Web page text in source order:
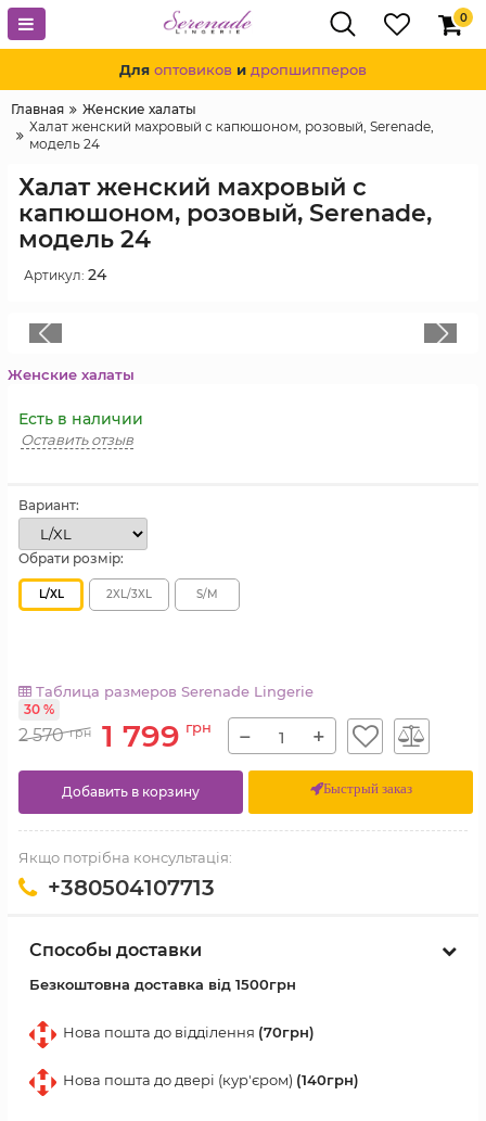
0
Для оптовиков и дропшипперов
Главная
Женские халаты
Халат женский махровый с капюшоном, розовый, Serenade,
модель 24
Халат женский махровый с
капюшоном, розовый, Serenade,
модель 24
Артикул: 24
Женские халаты
Оставить отзыв
Есть в наличии
Вариант:
Обрати розмір:
L/XL 2XL/3XL S/M
Таблица размеров Serenade Lingerie
2 570 грн 1 799 грн
30 %
− +
Добавить в корзину Быстрый заказ
Якщо потрібна консультація:
+380504107713
Способы доставки
Безкоштовна доставка від 1500грн
Нова пошта до відділення (70грн)
Нова пошта до двері (кур'єром) (140грн)